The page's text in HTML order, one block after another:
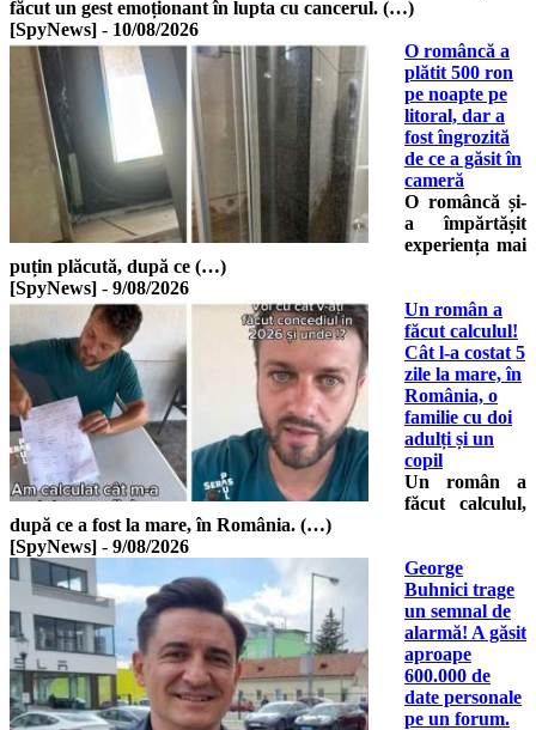
făcut un gest emoționant în lupta cu cancerul. (…)
[SpyNews] - 10/08/2026
O româncă a
plătit 500 ron
pe noapte pe
litoral, dar a
fost îngrozită
de ce a găsit în
cameră
O româncă și-
a împărtășit
experiența mai
puțin plăcută, după ce (…)
[SpyNews] - 9/08/2026
Un român a
făcut calculul!
Cât l-a costat 5
zile la mare, în
România, o
familie cu doi
adulți și un
copil
Un român a
făcut calculul,
după ce a fost la mare, în România. (…)
[SpyNews] - 9/08/2026
George
Buhnici trage
un semnal de
alarmă! A găsit
aproape
600.000 de
date personale
pe un forum.